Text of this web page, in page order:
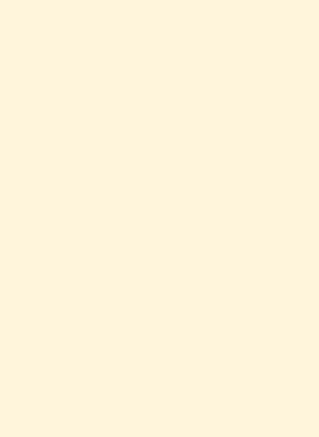
Zustellung des Downloadlinks) zum
gestellt. Nicht zum Lieferumfang
Plugins, LUTs, Effekte und
Quellcodes, Datensätze
Daten»), welche vom
des Werkes eingesetzt
/ Abbruch der
(Daten, Termine oder der gesamte
nach Vertragsabschluss auf
verschoben, so haftet der Kunde
bis 7-5 Tage vor verschobener
der verschobenen
bis 4-2 Tage vor verschobener
der verschobenen